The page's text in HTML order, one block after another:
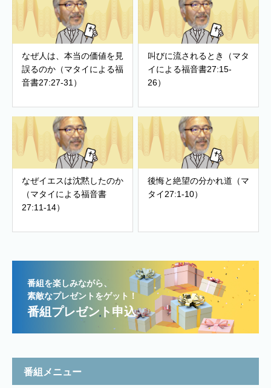
なぜ人は、本当の価値を見
誤るのか（マタイによる福
音書27:27-31）
叫びに流されるとき（マタ
イによる福音書27:15-
26）
なぜイエスは沈黙したのか
（マタイによる福音書
27:11-14）
後悔と絶望の分かれ道（マ
タイ27:1-10）
番組を楽しみながら、
素敵なプレゼントをゲット！
番組プレゼント申込
番組メニュー